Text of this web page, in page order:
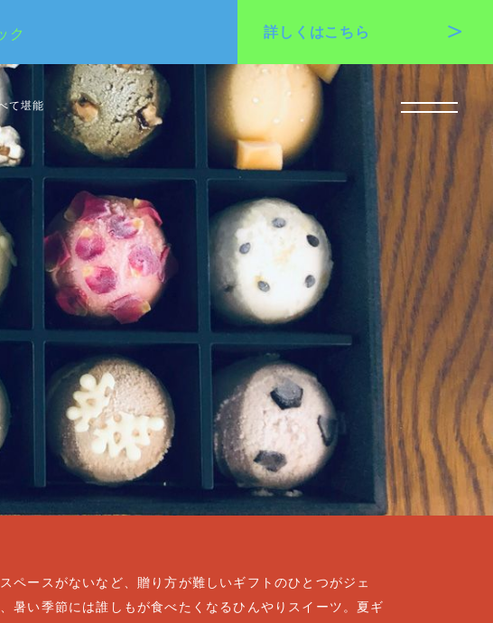
ク 詳しくはこちら
て堪能
ペースがないなど、贈り方が難しいギフトのひとつがジェ
暑い季節には誰しもが食べたくなるひんやりスイーツ。夏ギ